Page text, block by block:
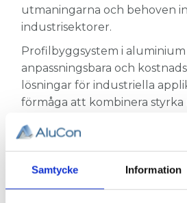
Samtycke Information
utmaningarna och behoven
industrisektorer.
Profilbyggsystem i aluminium
anpassningsbara och
lösningar för industriella
förmåga att kombinera
val för företag som strävar
infrastruktur och effektivisera
arbetsprocesser.